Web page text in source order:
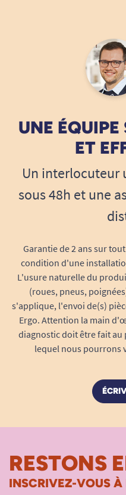
UNE
ET
Un interlocuteur
sous 48h et une
Garantie de 2 ans sur
condition d'une
L'usure naturelle du
(roues, pneus,
s'applique, l'envoi de(s)
Ergo. Attention la main
diagnostic doit être fait au
lequel nous pourrons
RESTONS
INSCRIVEZ-VOUS À